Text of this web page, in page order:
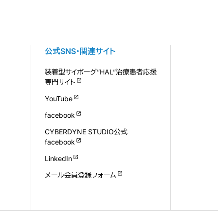
公式SNS・関連サイト
装着型サイボーグ”HAL”治療患者応援
専門サイト
YouTube
facebook
CYBERDYNE STUDIO公式
facebook
LinkedIn
メール会員登録フォーム